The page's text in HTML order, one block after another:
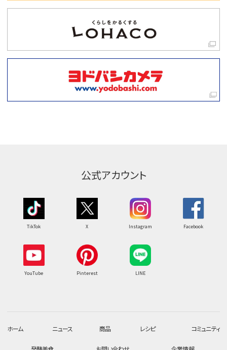
公式アカウント
TikTok X Instagram Facebook
YouTube Pinterest LINE
ホーム ニュース 商品 レシピ コミュニティ